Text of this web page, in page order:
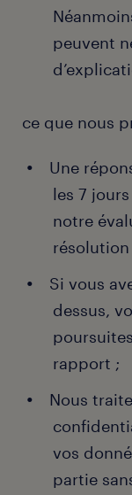
peuvent
ce que nous
Une
les 7
notre
Si vous
dessus,
rapport ;
Nous
vos
partie